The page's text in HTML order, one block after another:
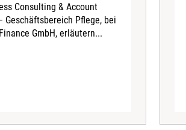
Consulting & Account
Geschäftsbereich Pflege, bei
GmbH, erläutern...